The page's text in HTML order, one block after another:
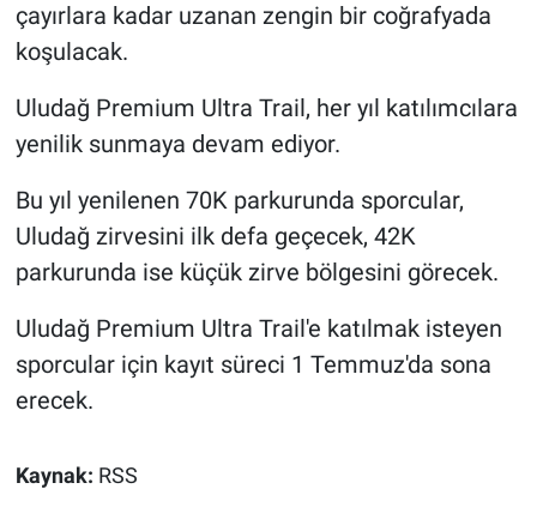
çayırlara kadar uzanan zengin bir coğrafyada
koşulacak.
Uludağ Premium Ultra Trail, her yıl katılımcılara
yenilik sunmaya devam ediyor.
Bu yıl yenilenen 70K parkurunda sporcular,
Uludağ zirvesini ilk defa geçecek, 42K
parkurunda ise küçük zirve bölgesini görecek.
Uludağ Premium Ultra Trail'e katılmak isteyen
sporcular için kayıt süreci 1 Temmuz'da sona
erecek.
Kaynak: RSS